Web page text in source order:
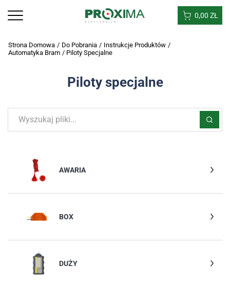
0,00 ZŁ
Strona Domowa / Do Pobrania / Instrukcje Produktów /
Automatyka Bram / Piloty Specjalne
Piloty specjalne
AWARIA
BOX
DUŻY